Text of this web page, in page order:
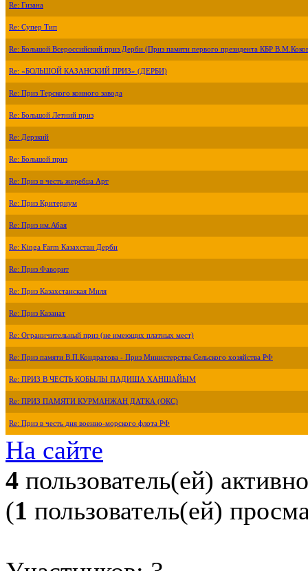
Re: Гизана
Re: Супер Тип
Re: Большой Всероссийский приз Дерби (Приз памяти первого президента КБР
Re: «БОЛЬШОЙ КАЗАНСКИЙ ПРИЗ» (ДЕРБИ)
Re: Приз Терского конного завода
Re: Большой Летний приз
Re: Дерзкий
Re: Большой приз
Re: Приз в честь жеребца Арт
Re: Приз Критериум
Re: Приз им.Абая
Re: Kinga Farm Казахстан Дерби
Re: Приз Фаворит
Re: Приз Казахстанская Миля
Re: Приз Казанат
Re: Ограничительный приз (не имеющих платных мест)
Re: Приз памяти В.П.Кондратова - Приз Министерства Сельского хозяйства РФ
Re: ПРИЗ В ЧЕСТЬ КОБЫЛЫ ПАДИША ХАНШАЙЫМ
Re: ПРИЗ ПАМЯТИ КУРМАНЖАН ДАТКА (ОКС)
Re: Приз в честь дня военно-морского флота РФ
На сайте
4 пользователь(ей) активно
(1 пользователь(ей)